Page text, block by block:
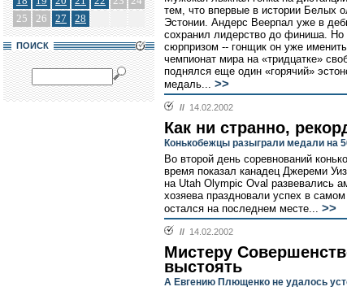
25
26 27 28
ПОИСК
тем, что впервые в истории Белых
Эстонии. Андерс Веерпал уже в
сохранил лидерство до финиша. Но
сюрпризом -- гонщик он уже
чемпионат мира на «тридцатке»
поднялся еще один «горячий»
медаль... >>
// 14.02.2002
Как ни странно,
Конькобежцы разыграли медали на
Во второй день соревнований
время показал канадец Джереми
на Utah Olympic Oval развевались
хозяева праздновали успех в
остался на последнем месте... >>
// 14.02.2002
Мистеру
выстоять
А Евгению Плющенко не удалось